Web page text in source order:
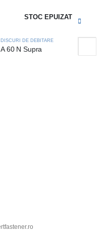
STOC EPUIZAT
DISCURI DE DEBITARE
A 60 N Supra